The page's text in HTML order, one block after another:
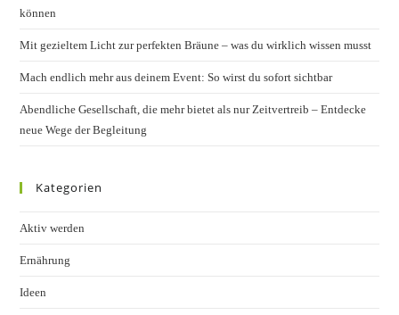
können
Mit gezieltem Licht zur perfekten Bräune – was du wirklich wissen musst
Mach endlich mehr aus deinem Event: So wirst du sofort sichtbar
Abendliche Gesellschaft, die mehr bietet als nur Zeitvertreib – Entdecke
neue Wege der Begleitung
Kategorien
Aktiv werden
Ernährung
Ideen